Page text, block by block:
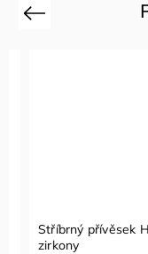
Previous
Stříbrný přívěsek H se
zirkony